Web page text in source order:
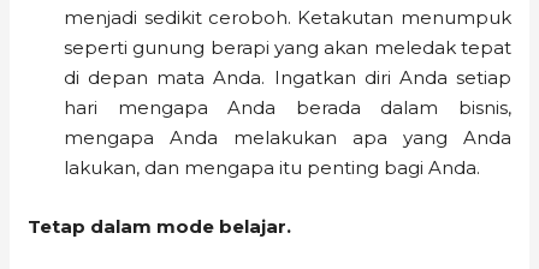
menjadi sedikit ceroboh. Ketakutan menumpuk
seperti gunung berapi yang akan meledak tepat
di depan mata Anda. Ingatkan diri Anda setiap
hari mengapa Anda berada dalam bisnis,
mengapa Anda melakukan apa yang Anda
lakukan, dan mengapa itu penting bagi Anda.
Tetap dalam mode belajar.